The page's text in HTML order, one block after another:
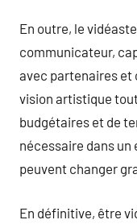
En outre, le
communicateur,
avec partenaires et
vision artistique
budgétaires et de
nécessaire dans
peuvent changer
En définitive, être